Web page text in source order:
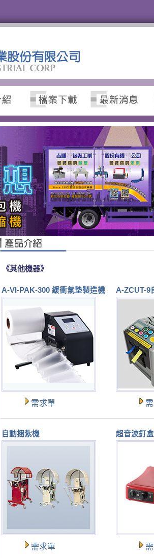
《其他機器》
A-VI-PAK-300 緩衝氣墊製造機
需求單
A-ZCUT-9
自動捆紮機
需求單
超音波釘